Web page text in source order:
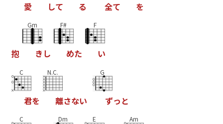
愛 して る 全て を
抱
Gm
き し
F#
めた
F
い
C
君を
N.C.
離さない
G
ずっ と
C Dm E Am